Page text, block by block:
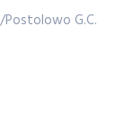
Postolowo G.C.